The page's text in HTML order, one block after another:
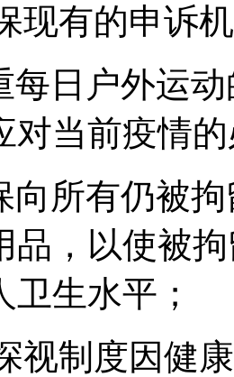
现有的申诉
每日户外运
对当前疫情
向所有仍被
品，以使被
卫生水平；
视制度因健